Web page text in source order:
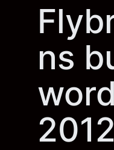
ns
2012